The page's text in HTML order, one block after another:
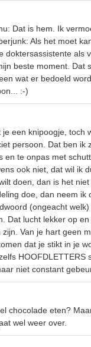
Dat is hem. Ik
Als het moet
doktersassistente als
beste moment. Dat
wat er bedoeld
:-)
je een knipoogje, toch
persoon. Dat ben ik
en te onpas met
ook niet, dat wil ik
doen, dan is het
doe, dan neem ik
(ongeacht
Dat lucht lekker op
zijn. Van je hart geen
dat je stikt in je
HOOFDLETTERS
niet constant
chocolade eten?
wel weer over.